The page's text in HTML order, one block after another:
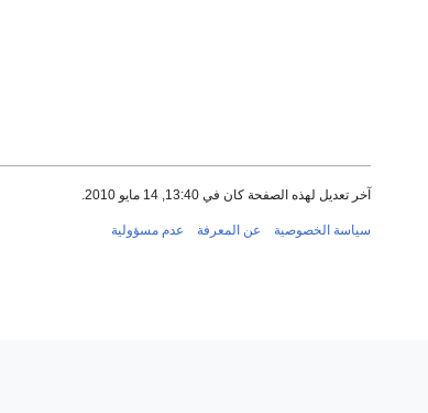
آخر تعديل لهذه الصفحة كان في 13:40, 14 مايو 2010.
سياسة الخصوصية عن المعرفة عدم مسؤولية